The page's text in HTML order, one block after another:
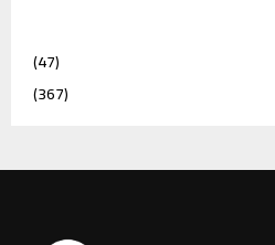
(47)
(367)